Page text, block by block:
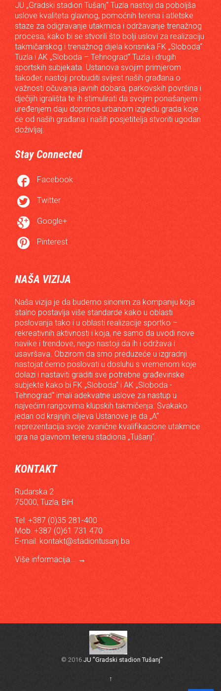
JU „Gradski stadion Tušanj“ Tuzla nastoji da poboljša
uslove kvaliteta glavnog, pomoćnih terena i atletske
staze za odigravanje utakmica i održavanje trenažnog
procesa, kako bi se stvorili što bolji uslovi za realizaciju
takmičarskog i trenažnog dijela korisnika FK „Sloboda“
Tuzla i AK „Sloboda – Tehnograd“ Tuzla i drugih
sportskih subjekata. Ustanova svojim primjerom
također, nastoji probuditi svijest naših građana o
važnosti očuvanja javnih dobara, parkovskih površina i
dječijih igrališta te ih stimulirati da svojim ponašanjem i
uređenjem daju doprinos urbanom izgledu grada koje
će od naših građana i naših posjetitelja stvoriti ugodan
doživljaj.
Stay Connected
 Facebook
 Twitter
 Google+
 Pinterest
NAŠA VIZIJA
Naša vizija je da budemo sinonim za kompaniju koja
stalno postavlja više standarde kako u oblasti
poslovanja tako i u oblasti realizacije sportko –
rekreativnih aktivnosti i koja, ne samo da uvodi nove
navike i trendove, nego nastoji da ih i održava i
usavršava. Obzirom da smo preduzeće u izgradnji
nastojat ćemo poslovati u dosluhu s vremenom koje
dolazi i nastaviti graditi sve potrebne građevinske
subjekte kako bi FK „Sloboda“ i AK „Sloboda -
Tehnograd“ imali adekvatne uslove za nastup u
najvećim rangovima klupskih takmičenja. Svakako
jedan od krajnjih ciljeva Ustanove je da „A“
reprezentacija svoje zvanične kvalifikacione utakmice
igra na glavnom terenu stadiona „Tušanj“.
KONTAKT
Rudarska 2
75000, Tuzla, BiH
Tel: +387 (0)35 281-400
Mob: +387 (0)61 731 470
E-mail: kontakt@stadiontusanj.ba
Više informacija... →
© 2016 JU "Gradski stadion Tušanj"
↑